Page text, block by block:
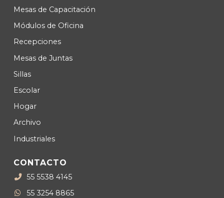
Mesas de Capacitación
Módulos de Oficina
Recepciones
Mesas de Juntas
Sillas
Escolar
Hogar
Archivo
Industriales
CONTACTO
55 5538 4145
55 3254 8865